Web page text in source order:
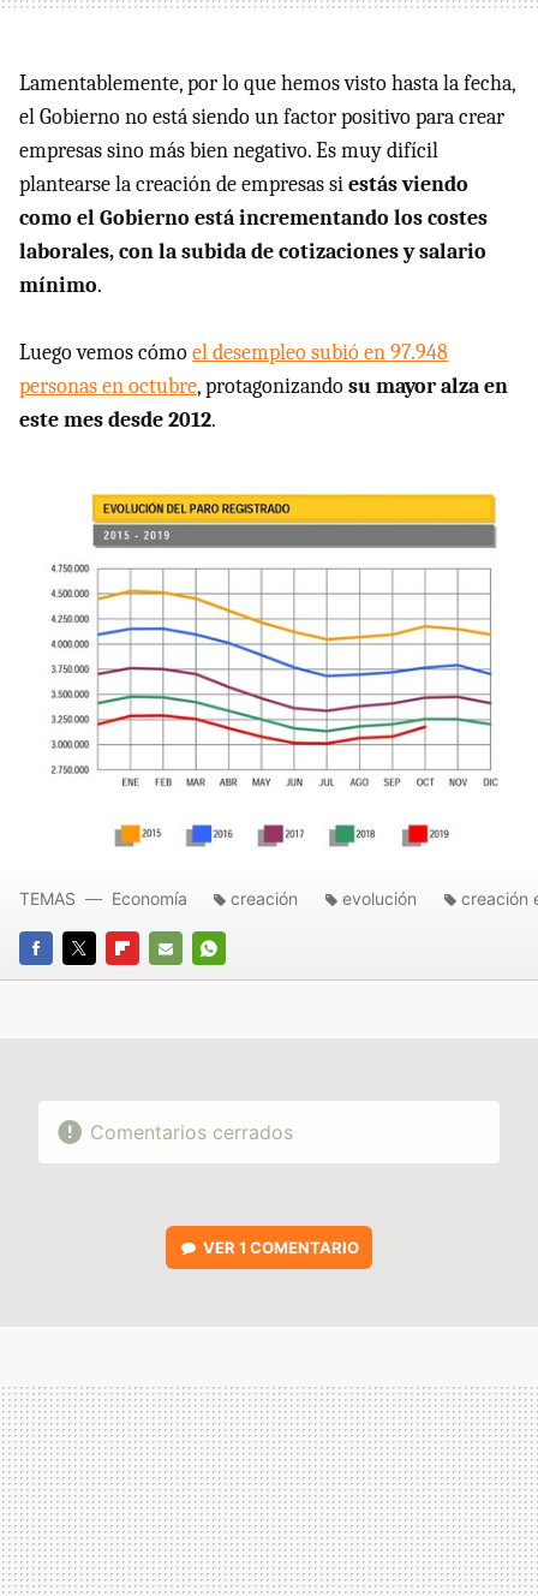
Lamentablemente, por lo que hemos visto hasta la fecha,
el Gobierno no está siendo un factor positivo para crear
empresas sino más bien negativo. Es muy difícil
plantearse la creación de empresas siestás viendo
como el Gobierno está incrementando los costes
laborales, con la subida de cotizaciones y salario
mínimo.
Luego vemos cómoel desempleo subió en 97.948
personas en octubre, protagonizandosu mayor alza en
este mes desde 2012.
FACEBOOK
TWITTERFLIPBOARD
E-
WHATSAPP
TEMAS Economía creación evolución creación
Comentarios cerrados
VER 1 COMENTARIO